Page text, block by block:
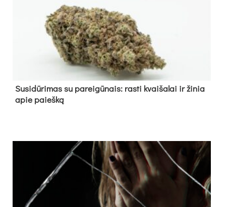
Su­si­dū­ri­mas su pa­rei­gū­nais: ras­ti kvai­ša­lai ir ži­nia
apie paieš­ką